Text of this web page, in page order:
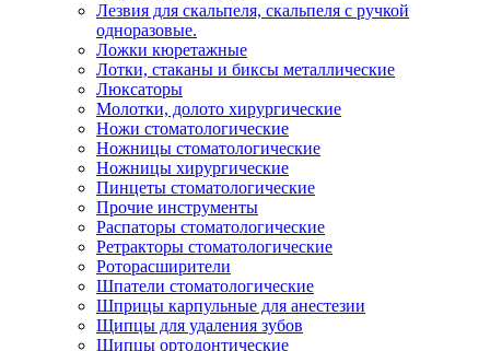
Лезвия для скальпеля, скальпеля с ручкой
одноразовые.
Ложки кюретажные
Лотки, стаканы и биксы металлические
Люксаторы
Молотки, долото хирургические
Ножи стоматологические
Ножницы стоматологические
Ножницы хирургические
Пинцеты стоматологические
Прочие инструменты
Распаторы стоматологические
Ретракторы стоматологические
Роторасширители
Шпатели стоматологические
Шприцы карпульные для анестезии
Щипцы для удаления зубов
Щипцы ортодонтические